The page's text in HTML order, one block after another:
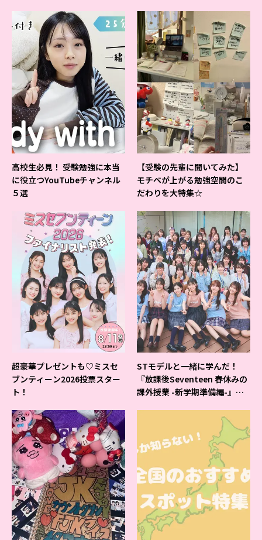
高校生必見！ 受験勉強に本当
に役立つYouTubeチャンネル
５選
【受験の先輩に聞いてみた】
モチベが上がる勉強空間のこ
だわりを大特集☆
超豪華プレゼントも♡ミスセ
ブンティーン2026投票スター
ト！
STモデルと一緒に学んだ！
『放課後Seventeen 春休みの
課外授業 -新学期準備編-』イ